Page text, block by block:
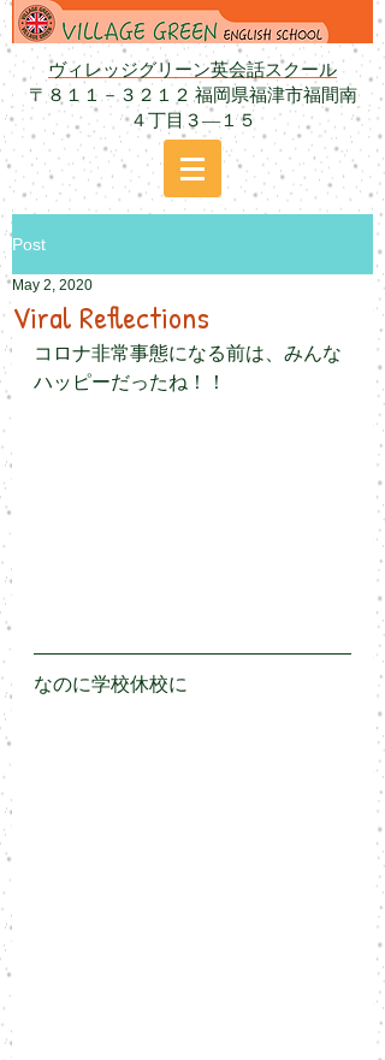
ヴィレッジグリーン英会話スクール
〒８１１－３２１２ 福岡県福津市福間南
４丁目３―１５
Post
Viral Reflections
May 2, 2020
コロナ非常事態になる前は、みんな
ハッピーだったね！！
なのに学校休校に